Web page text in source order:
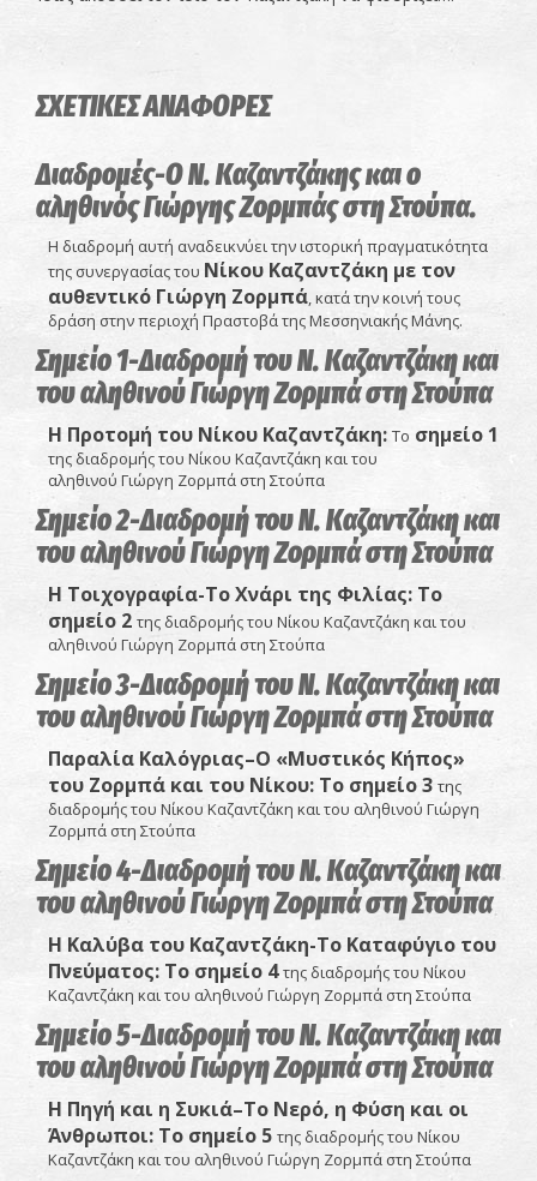
ΣΧΕΤΙΚΕΣ ΑΝΑΦΟΡΕΣ
Διαδρομές-Ο N. Καζαντζάκης και ο
αληθινός Γιώργης Ζορμπάς στη Στούπα.
Η διαδρομή αυτή αναδεικνύει την ιστορική πραγματικότητα
της συνεργασίας του Νίκου Καζαντζάκη με τον
αυθεντικό Γιώργη Ζορμπά, κατά την κοινή τους
δράση στην περιοχή Πραστοβά της Μεσσηνιακής Μάνης.
Σημείο 1-Διαδρομή του Ν. Καζαντζάκη και
του αληθινού Γιώργη Ζορμπά στη Στούπα
Η Προτομή του Νίκου Καζαντζάκη: Το σημείο 1
της διαδρομής του Νίκου Καζαντζάκη και του
αληθινού Γιώργη Ζορμπά στη Στούπα
Σημείο 2-Διαδρομή του Ν. Καζαντζάκη και
του αληθινού Γιώργη Ζορμπά στη Στούπα
Η Τοιχογραφία-Το Χνάρι της Φιλίας: Το
σημείο 2 της διαδρομής του Νίκου Καζαντζάκη και του
αληθινού Γιώργη Ζορμπά στη Στούπα
Σημείο 3-Διαδρομή του Ν. Καζαντζάκη και
του αληθινού Γιώργη Ζορμπά στη Στούπα
Παραλία Καλόγριας–Ο «Μυστικός Κήπος»
του Ζορμπά και του Νίκου: Το σημείο 3 της
διαδρομής του Νίκου Καζαντζάκη και του αληθινού Γιώργη
Ζορμπά στη Στούπα
Σημείο 4-Διαδρομή του Ν. Καζαντζάκη και
του αληθινού Γιώργη Ζορμπά στη Στούπα
Η Καλύβα του Καζαντζάκη-Το Καταφύγιο του
Πνεύματος: Το σημείο 4της διαδρομής του Νίκου
Καζαντζάκη και του αληθινού Γιώργη Ζορμπά στη Στούπα
Σημείο 5-Διαδρομή του Ν. Καζαντζάκη και
του αληθινού Γιώργη Ζορμπά στη Στούπα
Η Πηγή και η Συκιά–Το Νερό, η Φύση και οι
Άνθρωποι: Το σημείο 5 της διαδρομής του Νίκου
Καζαντζάκη και του αληθινού Γιώργη Ζορμπά στη Στούπα